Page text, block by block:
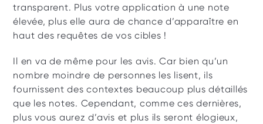
transparent. Plus votre application à une note
élevée, plus elle aura de chance d’apparaître en
haut des requêtes de vos cibles !
Il en va de même pour les avis. Car bien qu’un
nombre moindre de personnes les lisent, ils
fournissent des contextes beaucoup plus détaillés
que les notes. Cependant, comme ces dernières,
plus vous aurez d’avis et plus ils seront élogieux,